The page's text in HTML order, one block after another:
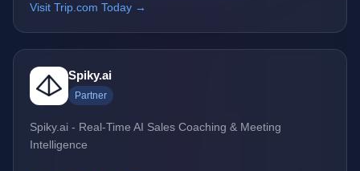
Visit Trip.com Today →
Spiky.ai
Partner
Spiky.ai - Real-Time AI Sales Coaching & Meeting
Intelligence